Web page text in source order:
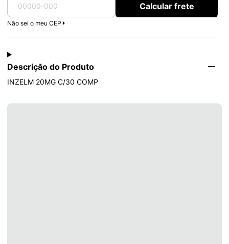
Calcular frete
Não sei o meu CEP
Descrição do Produto
INZELM 20MG C/30 COMP